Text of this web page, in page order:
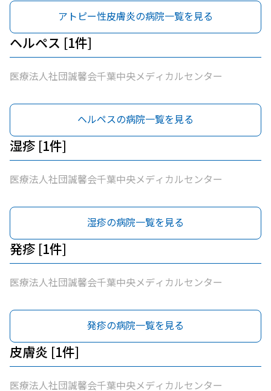
アトピー性皮膚炎の病院一覧を見る
ヘルペス [1件]
医療法人社団誠馨会千葉中央メディカルセンター
ヘルペスの病院一覧を見る
湿疹 [1件]
医療法人社団誠馨会千葉中央メディカルセンター
湿疹の病院一覧を見る
発疹 [1件]
医療法人社団誠馨会千葉中央メディカルセンター
発疹の病院一覧を見る
皮膚炎 [1件]
医療法人社団誠馨会千葉中央メディカルセンター